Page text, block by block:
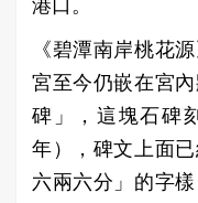
港口。
《碧潭南岸桃花
宮至今仍嵌在宮
碑」，這塊石碑
年），碑文上面
六兩六分」的字